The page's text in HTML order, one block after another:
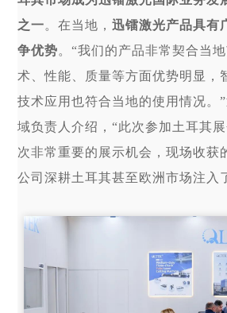
之一。在当地，迅镭激光产品具有
争优势。“我们的产品非常契合当
术、性能、质量等方面优势明显，
技术应用也符合当地的使用情况。
域负责人介绍，“此次参加土耳其
次非常重要的展示机会，现场收获
公司深耕土耳其甚至欧洲市场注入